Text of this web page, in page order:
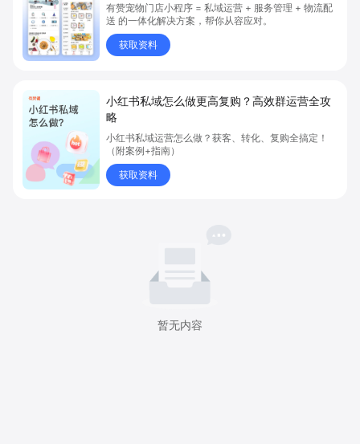
有赞宠物门店小程序 = 私域运营 + 服务管理 + 物流配
送 的一体化解决方案，帮你从容应对。
获取资料
小红书私域怎么做更高复购？高效群运营全攻
略
小红书私域运营怎么做？获客、转化、复购全搞定！
（附案例+指南）
获取资料
暂无内容